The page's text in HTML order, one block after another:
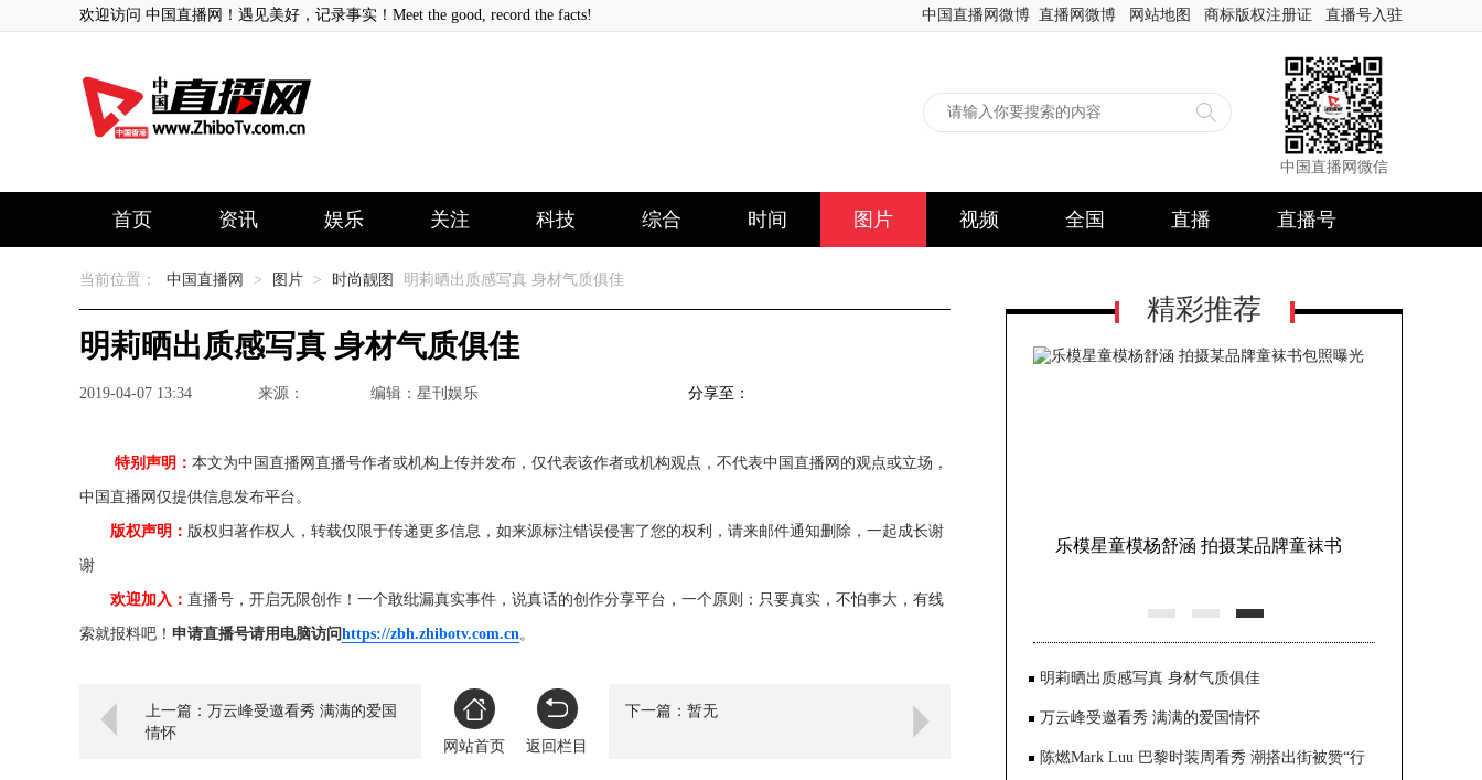
欢迎访问 中国直播网！遇见美好，记录事实！Meet the good, record the facts! 中国直播网微博 直播网微博 网站地图 商标版权注册证 直播号入驻
中国直播网微信
首页 资讯 娱乐 关注 科技 综合 时间 图片 视频 全国 直播 直播号
当前位置： 中国直播网 > 图片 > 时尚靓图 明莉晒出质感写真 身材气质俱佳
明莉晒出质感写真 身材气质俱佳
2019-04-07 13:34 来源： 编辑：星刊娱乐 分享至：
特别声明： 本文为中国直播网直播号作者或机构上传并发布，仅代表该作者或机构观点，不代表中国直播网的观点或立场，
中国直播网仅提供信息发布平台。
版权声明： 版权归著作权人，转载仅限于传递更多信息，如来源标注错误侵害了您的权利，请来邮件通知删除，一起成长谢
谢
欢迎加入： 直播号，开启无限创作！一个敢纰漏真实事件，说真话的创作分享平台，一个原则：只要真实，不怕事大，有线
索就报料吧！ 申请直播号请用电脑访问https://zbh.zhibotv.com.cn。
上一篇：万云峰受邀看秀 满满的爱国
情怀
网站首页
返回栏目
下一篇：暂无
精彩推荐
乐模星童模杨舒涵 拍摄某品牌童袜书
明莉晒出质感写真 身材气质俱佳
万云峰受邀看秀 满满的爱国情怀
陈燃Mark Luu 巴黎时装周看秀 潮搭出街被赞“行